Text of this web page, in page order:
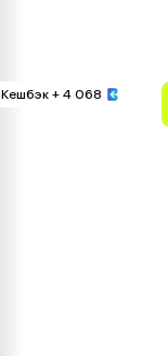
Кешбэк + 4 068